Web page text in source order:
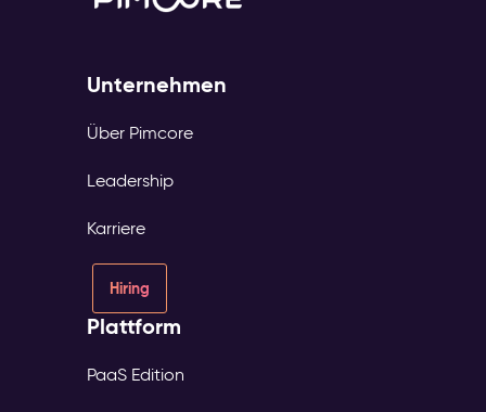
Unternehmen
Über Pimcore
Leadership
Karriere
Hiring
Plattform
PaaS Edition